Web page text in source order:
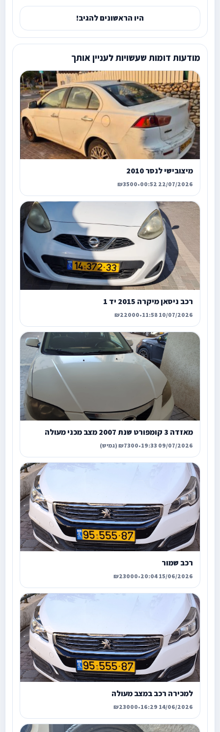
היו הראשונים להגיב!
מודעות דומות שעשויות לעניין אותך
מיצובישי לנסר 2010
22/07/2026 00:52
•
₪3500
רכב ניסאן מיקרה 2015 יד 1
10/07/2026 11:58
•
₪22000
מאזדה 3 קומפורט שנת 2007 מצב מכני מעולה
09/07/2026 19:33
•₪7300 (גמיש)
רכב שמור
15/06/2026 20:04
•
₪23000
למכירה רכב במצב מעולה
14/06/2026 16:29
•
₪23000